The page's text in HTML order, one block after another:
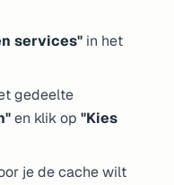
services" in het
gedeelte
en klik op"Kies
je de cache wilt